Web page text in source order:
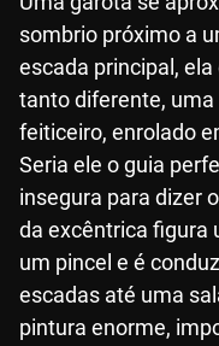
sombrio próximo a
escada principal,
tanto diferente,
feiticeiro, enrolado
Seria ele o guia
insegura para dizer
da excêntrica figura
um pincel e é
escadas até uma
pintura enorme,